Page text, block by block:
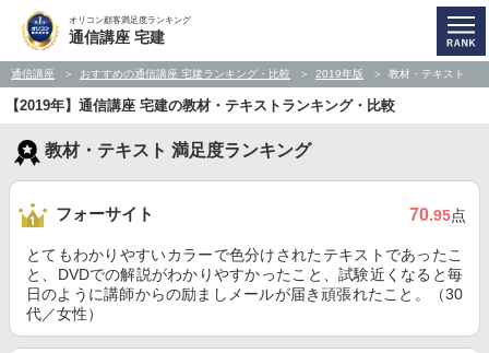
オリコン顧客満足度ランキング
通信講座 宅建
通信講座 おすすめの通信講座 宅建ランキング・比較 2019年版 教材・テキスト
【2019年】通信講座 宅建の教材・テキストランキング・比較
教材・テキスト 満足度ランキング
フォーサイト 70.95点
とてもわかりやすいカラーで色分けされたテキストであったこ
と、DVDでの解説がわかりやすかったこと、試験近くなると毎
日のように講師からの励ましメールが届き頑張れたこと。（30
代／女性）